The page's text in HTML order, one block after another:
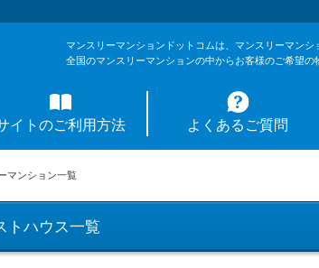
マンスリーマンションドットコムは、マンスリーマンシ
全国のマンスリーマンションの中からお客様のご希望の
イトのご利用方法 よくあるご質問
マンション一覧
トハウス一覧